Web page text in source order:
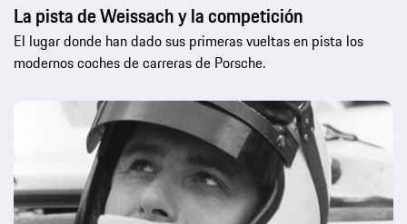
La pista de Weissach y la competición
El lugar donde han dado sus primeras vueltas en pista los
modernos coches de carreras de Porsche.